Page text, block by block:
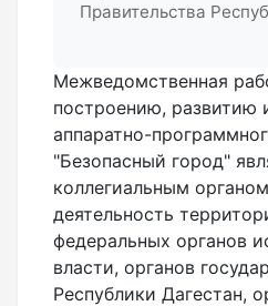
Правительства
Межведомственная
построению, развитию
аппаратно-
"Безопасный город"
коллегиальным
деятельность
федеральных органов
власти, органов
Республики Дагестан,